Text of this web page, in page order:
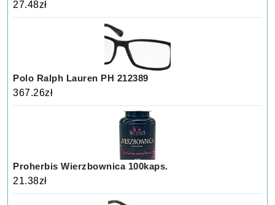
27.48zł
Polo Ralph Lauren PH 212389
367.26zł
Proherbis Wierzbownica 100kaps.
21.38zł